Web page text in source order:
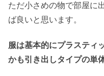
ただ小さめの物で部屋に
ば良いと思います。
服は基本的にプラスティ
かも引き出しタイプの単